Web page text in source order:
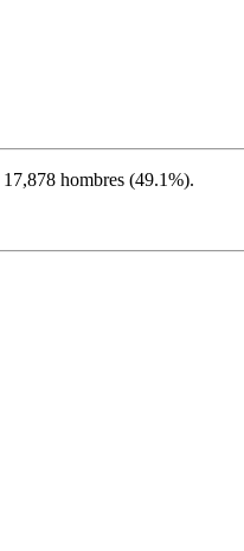
17,878 hombres (49.1%).